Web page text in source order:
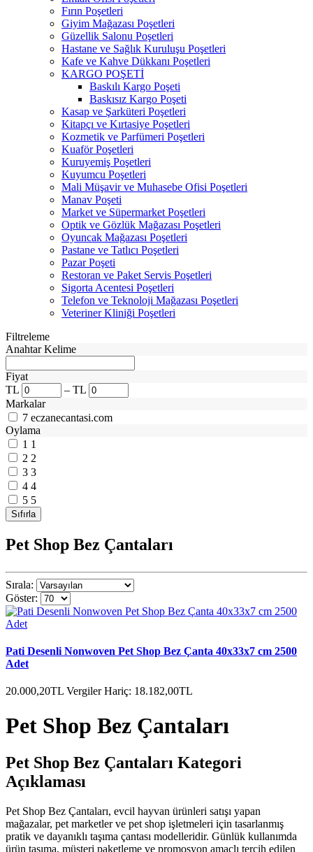
Fırın Poşetleri
Giyim Mağazası Poşetleri
Güzellik Salonu Poşetleri
Hastane ve Sağlık Kuruluşu Poşetleri
Kafe ve Kahve Dükkanı Poşetleri
KARGO POŞETİ
Baskılı Kargo Poşeti
Baskısız Kargo Poşeti
Kasap ve Şarküteri Poşetleri
Kitapçı ve Kırtasiye Poşetleri
Kozmetik ve Parfümeri Poşetleri
Kuaför Poşetleri
Kuruyemiş Poşetleri
Kuyumcu Poşetleri
Mali Müşavir ve Muhasebe Ofisi Poşetleri
Manav Poşeti
Market ve Süpermarket Poşetleri
Optik ve Gözlük Mağazası Poşetleri
Oyuncak Mağazası Poşetleri
Pastane ve Tatlıcı Poşetleri
Pazar Poşeti
Restoran ve Paket Servis Poşetleri
Sigorta Acentesi Poşetleri
Telefon ve Teknoloji Mağazası Poşetleri
Veteriner Kliniği Poşetleri
Filtreleme
Anahtar Kelime
Fiyat
TL
– TL
Markalar
7 eczanecantasi.com
Oylama
1 1
2 2
3 3
4 4
5 5
Pet Shop Bez Çantaları
Sırala:
Göster:
Pati Desenli Nonwoven Pet Shop Bez Çanta 40x33x7 cm 2500
Adet
20.000,20TL Vergiler Hariç: 18.182,00TL
Pet Shop Bez Çantaları
Pet Shop Bez Çantaları Kategori
Açıklaması
Pet Shop Bez Çantaları, evcil hayvan ürünleri satışı yapan
mağazalar, pet marketler ve pet shop işletmeleri için tasarlanmış
pratik ve dayanıklı taşıma çantası modelleridir. Günlük kullanımda
ürün taşıma, müşteri paketleme ve promosyon amaçlı tercih edilen